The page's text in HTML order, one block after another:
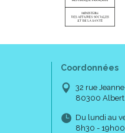
Coordonnées
32 rue
80300 Albert
Du lundi au
8h30 -